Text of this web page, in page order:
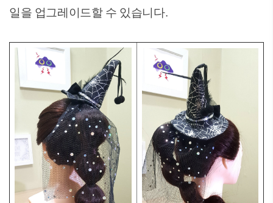
일을 업그레이드할 수 있습니다.